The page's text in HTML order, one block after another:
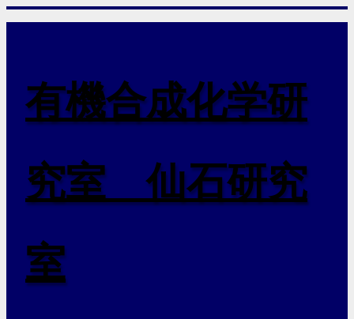
有機合成化学研
究室 仙石研究
室